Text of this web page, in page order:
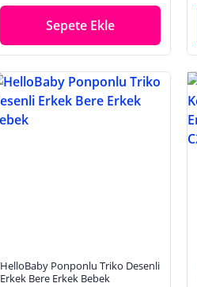
Sepete Ekle
HelloBaby Ponponlu Triko Desenli
Erkek Bere Erkek Bebek